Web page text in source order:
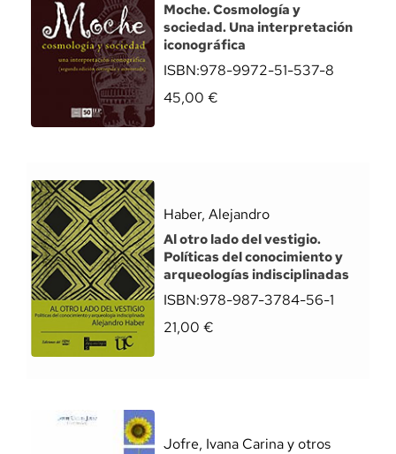
Moche. Cosmología y
sociedad. Una interpretación
iconográfica
ISBN:978-9972-51-537-8
45,00 €
Haber, Alejandro
Al otro lado del vestigio.
Políticas del conocimiento y
arqueologías indisciplinadas
ISBN:978-987-3784-56-1
21,00 €
Jofre, Ivana Carina y otros